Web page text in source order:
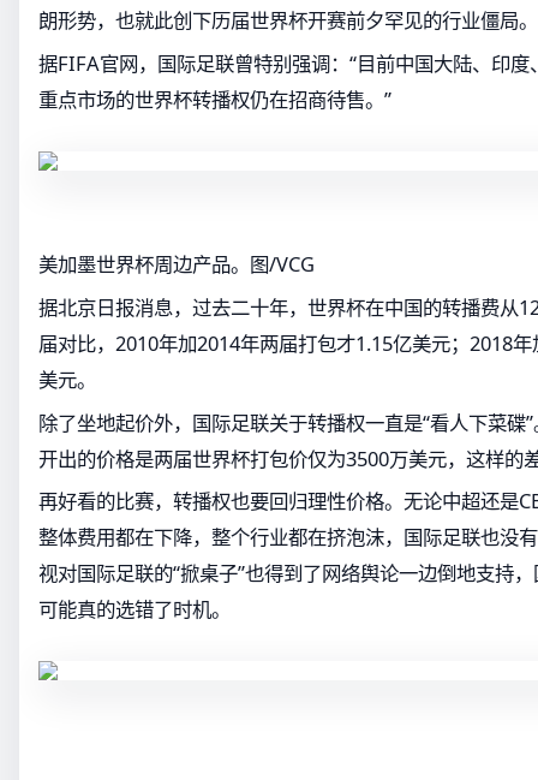
朗形势，也就此创下历届世界杯开赛前夕罕见的行业僵局。
据FIFA官网，国际足联曾特别强调：“目前中国大陆、印
重点市场的世界杯转播权仍在招商待售。”
美加墨世界杯周边产品。图/VCG
据北京日报消息，过去二十年，世界杯在中国的转播费从
届对比，2010年加2014年两届打包才1.15亿美元；2018
美元。
除了坐地起价外，国际足联关于转播权一直是“看人下菜碟
开出的价格是两届世界杯打包价仅为3500万美元，这样的
再好看的比赛，转播权也要回归理性价格。无论中超还是
整体费用都在下降，整个行业都在挤泡沫，国际足联也没
视对国际足联的“掀桌子”也得到了网络舆论一边倒地支持
可能真的选错了时机。